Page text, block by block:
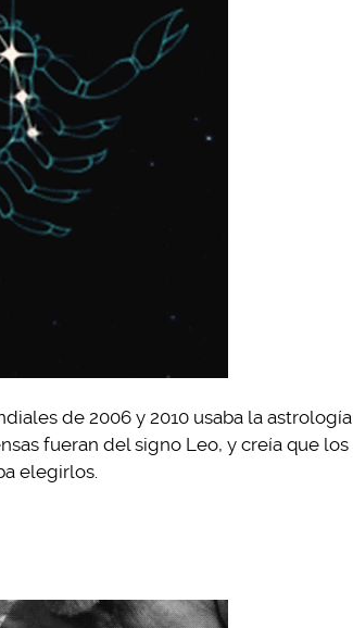
de 2006 y 2010 usaba la astrología
fueran del signo Leo, y creía que los
elegirlos.